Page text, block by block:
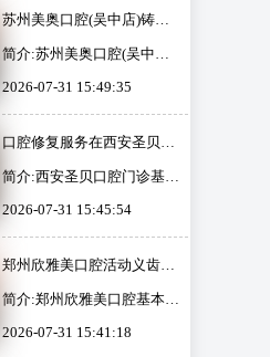
诊部的医疗团队经验很丰
富，注重患者...
株洲市芦淞区，面积达500
平方米。该门诊部经过当地
监管部门批准，具备合法的
可证，提供包括种植牙、牙
进的诊疗设备，致力于提升
医疗技术和...
苏州美奥口腔(吴中店)铸造
起，现在仅需7800元起！抓
住机会，优惠不容错过！
简介:苏州美奥口腔(吴中店)
店)是一家成立于2016年的私
立口腔门诊部，位于苏州市
吴中经济开发区，面积超过
1000平方米。该院集口腔种
植、矫正、美容、修复、儿
拥有先进的医疗设备，如
务，已成为苏州医疗保险的
指...
2026-07-31 15:49:35
口腔修复服务在西安圣贝口
价仅需2500元起，原价3000
元起，让您在享受高品质服
简介:西安圣贝口腔门诊基本
家成立于2012年的私立口腔
医疗机构，经过西安市市场
监管管理局批准，拥有1000
多平方米的营业面积，提供
镶牙、种植牙、牙齿美白等
医疗设备，设有多个专業科
2026-07-31 15:45:54
郑州欣雅美口腔活动义齿现
元起，优惠活动火热进行
中！
简介:郑州欣雅美口腔基本信
立于2018年的私立口腔门诊
2026-07-31 15:41:18